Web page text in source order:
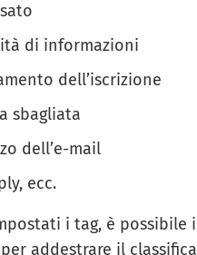
di informazioni
dell’iscrizione
sbagliata
dell’e-mail
ecc.
i tag, è
addestrare il